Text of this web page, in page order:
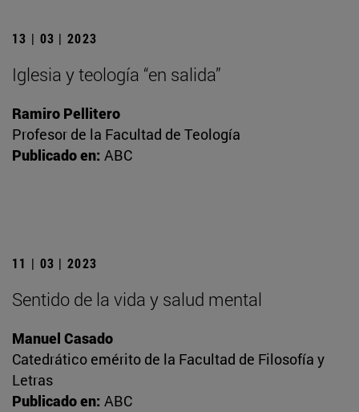
13 | 03 | 2023
Iglesia y teología “en salida”
Ramiro Pellitero
Profesor de la Facultad de Teología
Publicado en: ABC
11 | 03 | 2023
Sentido de la vida y salud mental
Manuel Casado
Catedrático emérito de la Facultad de Filosofía y
Letras
Publicado en: ABC